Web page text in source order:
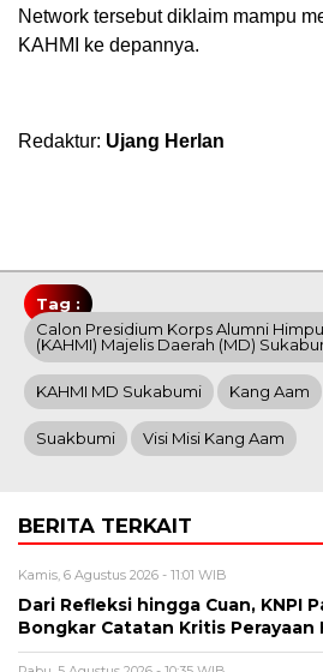
Network tersebut diklaim mampu
KAHMI ke depannya.
Redaktur: Ujang Herlan
Tag :
Calon Presidium Korps Alumni
(KAHMI) Majelis Daerah (MD)
KAHMI MD Sukabumi Kang Aam
Suakbumi Visi Misi Kang Aam
BERITA TERKAIT
Kamis, 6 Agustus 2026 - 11:01 WIB
Dari Refleksi hingga Cuan, KNPI
Bongkar Catatan Kritis Perayaan